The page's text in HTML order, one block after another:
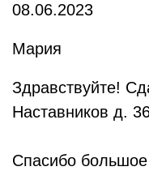
08.06.2023
Мария
Здравствуйте!
Наставников д.
Спасибо